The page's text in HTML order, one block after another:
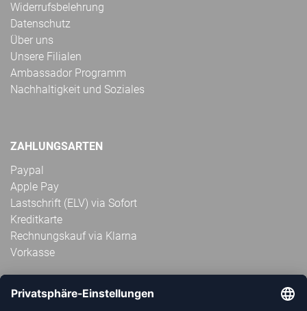
Widerrufsbelehrung
Datenschutz
Über uns
Unsere Filialen
Ambassador Programm
Nachhaltigkeit und Soziales
ZAHLUNGSARTEN
Paypal
Apple Pay
Lastschrift (ELV) via Sofort
Kreditkarte
Rechnungskauf via Klarna
Vorkasse
ABONNIERE JETZT DEN KOSTENLOSEN